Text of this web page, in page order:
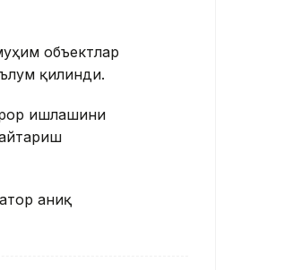
объектлар
қилинди.
ишлашини
аниқ